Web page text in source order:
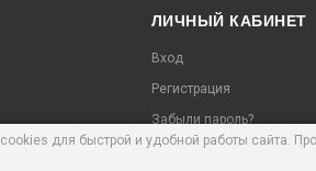
ЛИЧНЫЙ КАБИНЕТ
Вход
Регистрация
Забыли пароль?
Проверить заказ
для быстрой и удобной работы сайта.